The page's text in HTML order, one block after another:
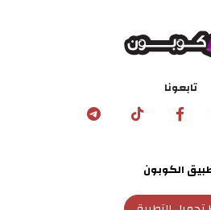
تابعونا
الكوبون